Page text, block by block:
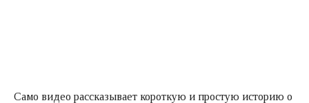
Само видео рассказывает короткую и простую историю о